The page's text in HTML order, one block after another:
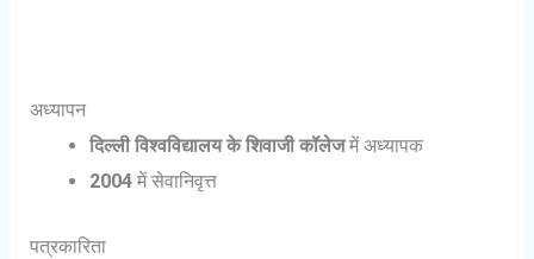
अध्यापन
दिल्ली विश्वविद्यालय के शिवाजी कॉलेजमें अध्यापक
2004में सेवानिवृत्त
पत्रकारिता